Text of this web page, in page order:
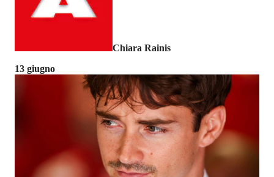
Chiara Rainis
13 giugno